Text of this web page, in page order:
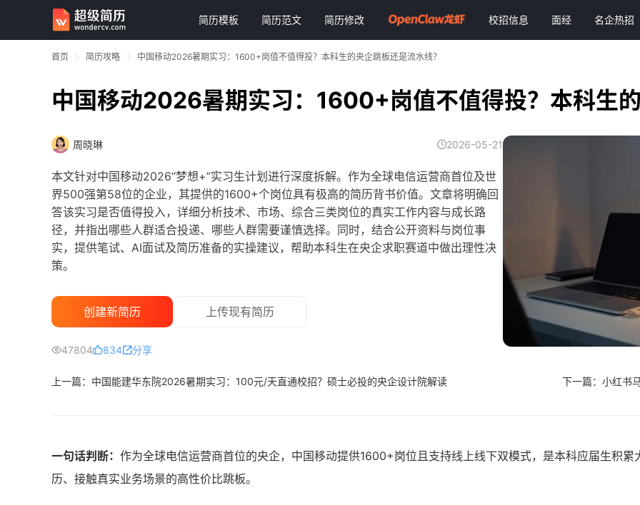
简历模板 简历范文 简历修改 校招信息 面经 名企热招
首页 简历攻略 中国移动2026暑期实习：1600+岗值不值得投？本科生的央企跳板还是流水线？
中国移动2026暑期实习：1600+岗值不值得投？本科生的
周晓琳 2026-05-21
本文针对中国移动2026“梦想+”实习生计划进行深度拆解。作为全球电信运营商首位及世
界500强第58位的企业，其提供的1600+个岗位具有极高的简历背书价值。文章将明确回
答该实习是否值得投入，详细分析技术、市场、综合三类岗位的真实工作内容与成长路
径，并指出哪些人群适合投递、哪些人群需要谨慎选择。同时，结合公开资料与岗位事
实，提供笔试、AI面试及简历准备的实操建议，帮助本科生在央企求职赛道中做出理性决
策。
创建新简历 上传现有简历
47804 834 分享
上一篇：中国能建华东院2026暑期实习：100元/天直通校招？硕士必投的央企设计院解读 下一篇：小红书
一句话判断： 作为全球电信运营商首位的央企，中国移动提供1600+岗位且支持线上线下双模式，是本科应届生积累
历、接触真实业务场景的高性价比跳板。